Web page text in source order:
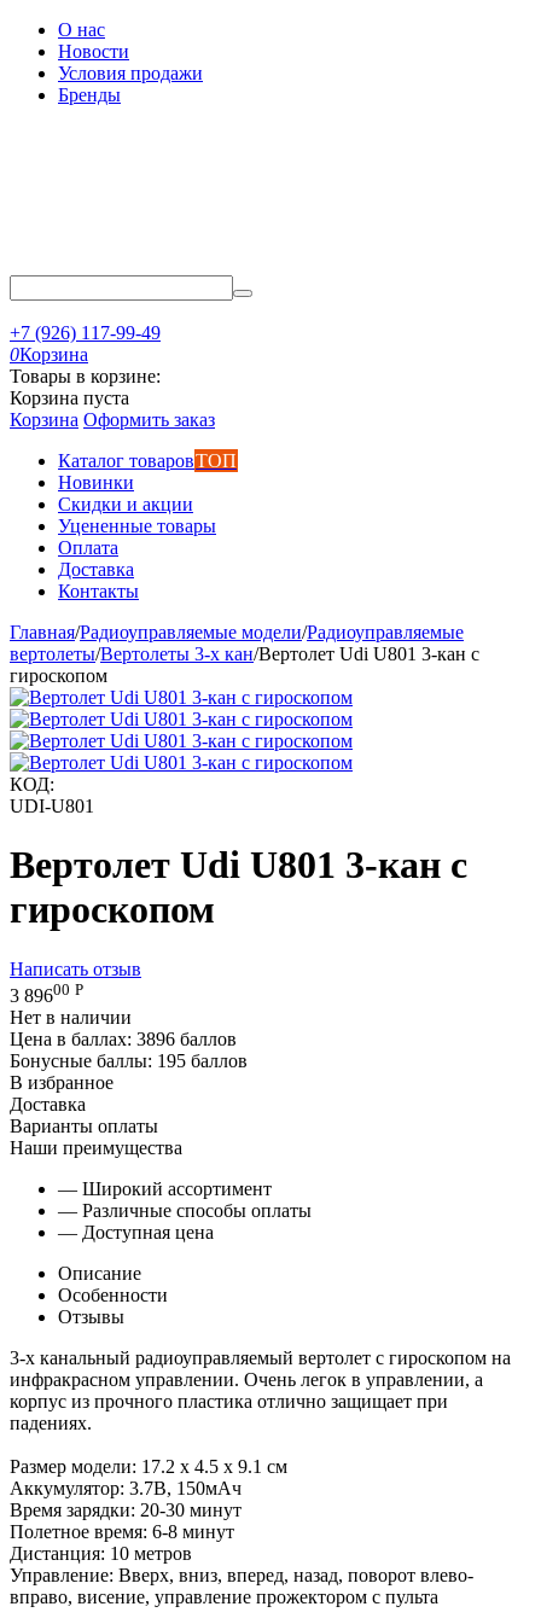
О нас
Новости
Условия продажи
Бренды
+7 (926) 117-99-49
0Корзина
Товары в корзине:
Корзина пуста
Корзина Оформить заказ
Каталог товаровТОП
Новинки
Скидки и акции
Уцененные товары
Оплата
Доставка
Контакты
Главная/Радиоуправляемые модели/Радиоуправляемые
вертолеты/Вертолеты 3-х кан/Вертолет Udi U801 3-кан с
гироскопом
КОД:
UDI-U801
Вертолет Udi U801 3-кан с
гироскопом
Написать отзыв
3 89600 Р
Нет в наличии
Цена в баллах: 3896 баллов
Бонусные баллы: 195 баллов
В избранное
Доставка
Варианты оплаты
Наши преимущества
— Широкий ассортимент
— Различные способы оплаты
— Доступная цена
Описание
Особенности
Отзывы
3-х канальный радиоуправляемый вертолет с гироскопом на
инфракрасном управлении. Очень легок в управлении, а
корпус из прочного пластика отлично защищает при
падениях.
Размер модели: 17.2 x 4.5 x 9.1 см
Аккумулятор: 3.7В, 150мАч
Время зарядки: 20-30 минут
Полетное время: 6-8 минут
Дистанция: 10 метров
Управление: Вверх, вниз, вперед, назад, поворот влево-
вправо, висение, управление прожектором с пульта